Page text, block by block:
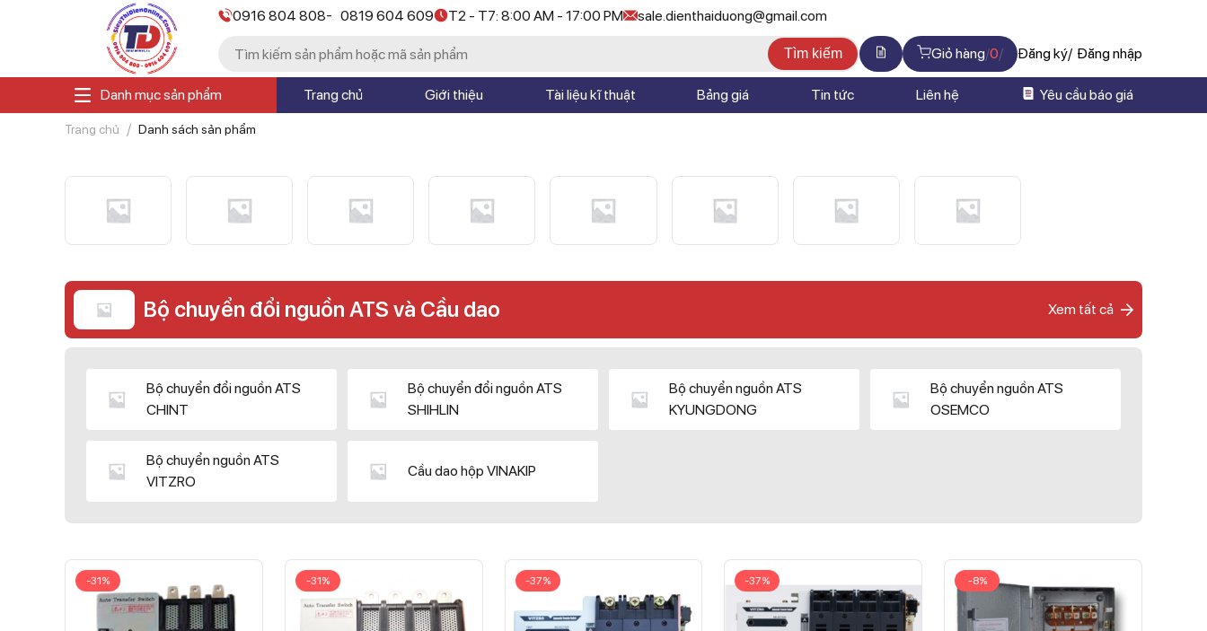
0916 804 808- 0819 604 609 T2 - T7: 8:00 AM - 17:00 PM sale.dienthaiduong@gmail.com
Tìm kiếm Giỏ hàng 0 Đăng ký Đăng nhập
Danh mục sản phẩm Trang chủ Giới thiệu Tài liệu kĩ thuật Bảng giá Tin tức Liên hệ Yêu cầu báo giá
Trang chủ Danh sách sản phẩm
Bộ chuyển đổi nguồn ATS và Cầu dao Xem tất cả
Bộ chuyển đổi nguồn ATS
CHINT
Bộ chuyển đổi nguồn ATS
SHIHLIN
Bộ chuyển nguồn ATS
KYUNGDONG
Bộ chuyển nguồn ATS
OSEMCO
Bộ chuyển nguồn ATS
VITZRO
Cầu dao hộp VINAKIP
-31% -31% -37% -37% -8%